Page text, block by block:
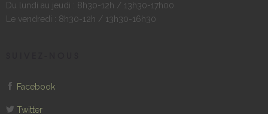
Du lundi au jeudi : 8h30-12h / 13h30-17h00
Le vendredi : 8h30-12h / 13h30-16h30
Facebook
Twitter